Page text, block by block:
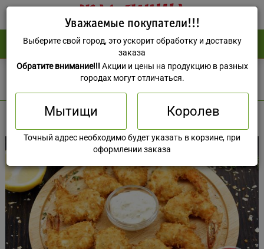
Уважаемые покупатели!!!
Выберите свой город, это ускорит обработку и доставку
заказа
Обратите внимание!!! Акции и цены на продукцию в разных
городах могут отличаться.
Мытищи Королев
Точный адрес необходимо будет указать в корзине, при
оформлении заказа
(495) 588-73-37 0 руб
Мытищи